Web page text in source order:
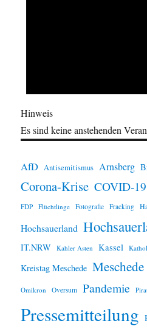
Hinweis
Es sind keine anstehenden
AfD Antisemitismus Arnsberg
Corona-Krise COVID-19
FDP Flüchtlinge Fotografie Fracking
Hochsauerland
IT.NRW Kahler Asten Kassel
Kreistag Meschede Meschede
Omikron Oversum Pandemie
Pressemitteilung